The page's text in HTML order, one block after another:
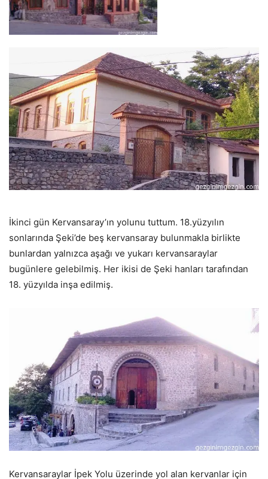
İkinci gün Kervansaray’ın yolunu tuttum. 18.yüzyılın
sonlarında Şeki’de beş kervansaray bulunmakla birlikte
bunlardan yalnızca aşağı ve yukarı kervansaraylar
bugünlere gelebilmiş. Her ikisi de Şeki hanları tarafından
18. yüzyılda inşa edilmiş.
Kervansaraylar İpek Yolu üzerinde yol alan kervanlar için